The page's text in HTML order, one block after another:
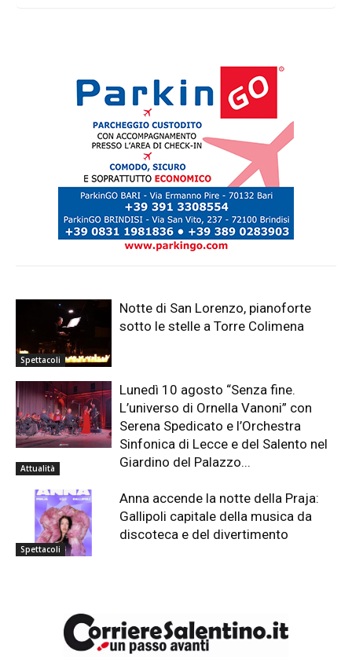
Spettacoli
Notte di San Lorenzo, pianoforte
sotto le stelle a Torre Colimena
Attualità
Lunedì 10 agosto “Senza fine.
L’universo di Ornella Vanoni” con
Serena Spedicato e l’Orchestra
Sinfonica di Lecce e del Salento nel
Giardino del Palazzo...
Spettacoli
Anna accende la notte della Praja:
Gallipoli capitale della musica da
discoteca e del divertimento